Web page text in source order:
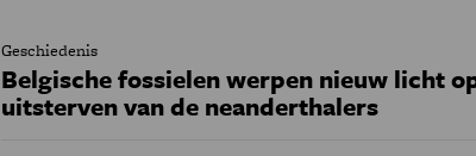
Geschiedenis
Belgische fossielen werpen nieuw licht
uitsterven van de neanderthalers